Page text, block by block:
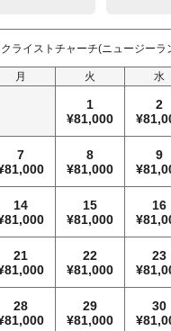
ライストチャーチ(ニュージーラ
月 火 水
1
81,000
2
7
81,000
8
81,000
9
14
81,000
15
81,000
16
21
81,000
22
81,000
23
28
81,000
29
81,000
30